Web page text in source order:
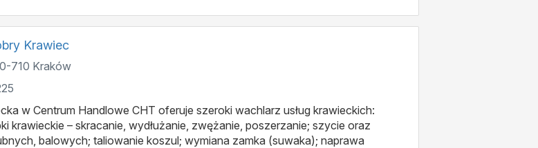
Krawiec
710 Kraków
w Centrum Handlowe CHT oferuje szeroki wachlarz usług krawieckich:
krawieckie – skracanie, wydłużanie, zwężanie, poszerzanie; szycie oraz
balowych; taliowanie koszul; wymiana zamka (suwaka); naprawa